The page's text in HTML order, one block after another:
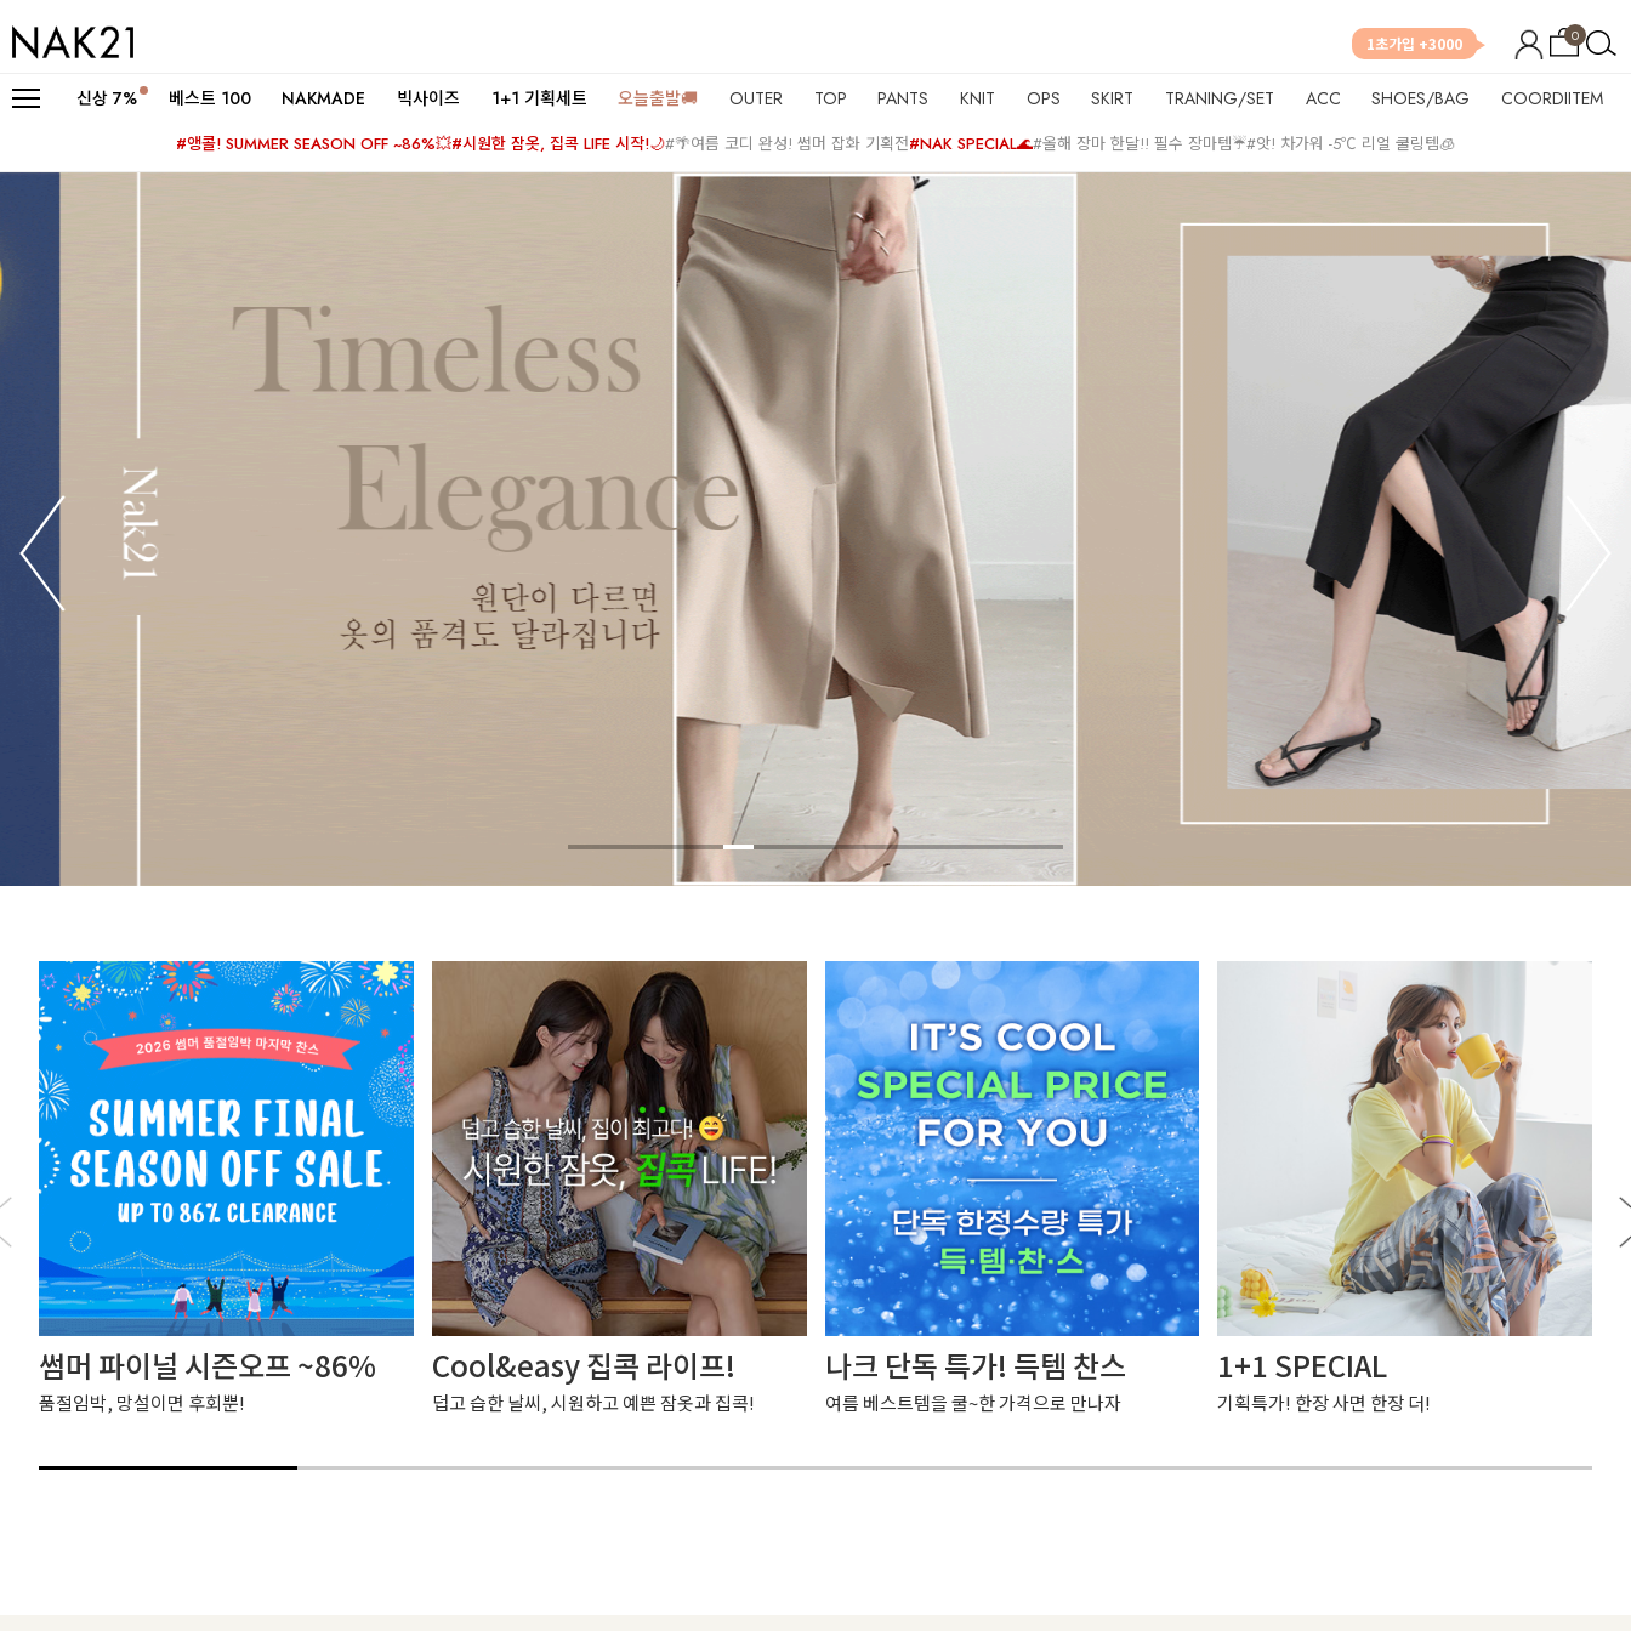
0
1초가입 +3000
신상 7% 베스트 100 NAKMADE 빅사이즈 1+1 기획세트 오늘출발🚚 OUTER TOP PANTS KNIT OPS SKIRT TRANING/SET ACC SHOES/BAG COORDIITEM
#앵콜! SUMMER SEASON OFF ~86%💥#시원한 잠옷, 집콕 LIFE 시작!🌙#🌴여름 코디 완성! 썸머 잡화 기획전#NAK SPECIAL🌊#올해 장마 한달!! 필수 장마템☔#앗! 차가워 -5℃ 리얼 쿨링템🧊
썸머 파이널 시즌오프 ~86%
품절임박, 망설이면 후회뿐!
Cool&easy 집콕 라이프!
덥고 습한 날씨, 시원하고 예쁜 잠옷과 집콕!
나크 단독 특가! 득템 찬스
여름 베스트템을 쿨~한 가격으로 만나자
1+1 SPECIAL
기획특가! 한장 사면 한장 더!